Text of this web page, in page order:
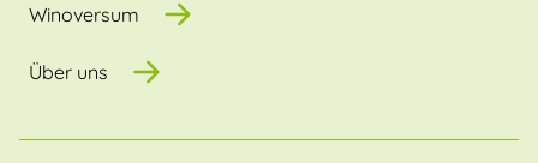
Winoversum
Über uns